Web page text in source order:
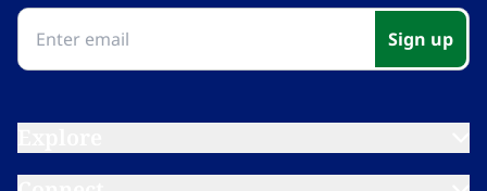
Sign up​​​​‌ ‍ ​‍​‍‌‍ ‌ ​‍‌‍‍‌‌‍‌ ‌‍‍‌‌‍ ‍​‍​‍​ ‍‍​‍​‍‌ ​ ‌‍​‌‌‍ ‍‌‍‍‌‌ ‌​‌ ‍‌​‍ ‍‌‍‍‌‌‍ ​‍​‍​‍ ​​‍​‍‌‍‍​‌ ​‍‌‍‌‌‌‍‌‍​‍​‍​ ‍‍​‍​‍‌‍‍​‌ ‌​‌ ‌​‌ ​​‌ ​ ​ ‍‍​‍ ​‍ ‌‍​ ‌‍ ‌‌ ​ ​‍ ‍‌‍ ‌‌‍​‌‌‍‍‌‌‍ ‍​‍ ‍​ ​‍​ ​​​ ​‍​ ‌​‌ ​‍‌‍‌‌‌‍‌​‌‍‌‌‌ ​ ‌‍‍‌‌‍‌ ‌‍ ‍​‍ ‍‌ ​‍‌‍‍‌‌ ‌‍‌‍‌‌‌ ​‍‌‍‍ ‌‍‌‌‌‍‌‌‌ ​​‌‍‌‌‌ ​‍​‍ ‍‌‍ ‌ ​‍‌‍‌ ​‍ ‌‍‍‌‌‍ ‍‌ ‌​‌‍‌‌‌‍ ‍‌ ‌​​‍ ‌‍‌‌‌‍‌​‌‍‍‌‌ ‌​​‍ ‌‍ ‌‌‍ ‌‍‌​‌‍‌‌​ ‌‌ ​​‌ ​‍‌‍‌‌‌ ​ ‌‍‌‌‌‍ ‍‌ ‌​‌‍​‌‌ ‌​‌‍‍‌‌‍ ‌‍ ‍​ ‍ ‌‍‍‌‌‍‌​​ ‌‌‍‌‍‌‍ ‌‍ ‌ ‌​‌‍‌‌‌ ​‍​ ‍ ‌ ‌​‌ ‍‌‌ ​​‌‍‌‌​ ‌‌‍‌‍‌‍ ‌‍ ‌ ‌​‌‍‌‌‌ ​‍​ ‍ ‌ ​​‌‍​‌‌ ‌​‌‍‍​​ ‌‌‍ ‍‌‍‌‌‌ ‌ ‌ ​ ‌‍ ​‌‍‌‌‌ ‌​‌ ‌​‌‍‌‌‌ ​‍​‍ ‍‌‍​‍‌ ‌‌‌ ‌​‌ ‌​‌‍ ‌‍ ‍‌​ ​‌‍​‌‌‍​‍‌‍‌‌‌‍ ​​ ‌‍​‍‌‍​‌‌ ​ ‌‍‌‌‌‌‌‌‌ ​‍‌‍ ​​ ‌‌‍‍​‌ ‌​‌ ‌​‌ ​​‌ ​ ​‍‌‌​ ​ ‌​​‌​‍‌‌​ ​‍‌​‌‍​‍‌‌​ ​‍‌​‌‍‌‍​ ‌‍ ‌‌ ​ ​‍ ‍‌‍ ‌‌‍​‌‌‍‍‌‌‍ ‍​‍ ‍​ ​‍​ ​​​ ​‍​ ‌​‌ ​‍‌‍‌‌‌‍‌​‌‍‌‌‌ ​ ‌‍‍‌‌‍‌ ‌‍ ‍​‍ ‍‌ ​‍‌‍‍‌‌ ‌‍‌‍‌‌‌ ​‍‌‍‍ ‌‍‌‌‌‍‌‌‌ ​​‌‍‌‌‌ ​‍​‍ ‍‌‍ ‌ ​‍‌‍‌ ​‍‌‍‌‍‍‌‌‍‌​​ ‌‌‍‌‍‌‍ ‌‍ ‌ ‌​‌‍‌‌‌ ​‍​‍‌‍‌ ‌​‌ ‍‌‌ ​​‌‍‌‌​ ‌‌‍‌‍‌‍ ‌‍ ‌ ‌​‌‍‌‌‌ ​‍​‍‌‍‌ ​​‌‍​‌‌ ‌​‌‍‍​​ ‌‌‍ ‍‌‍‌‌‌ ‌ ‌ ​ ‌‍ ​‌‍‌‌‌ ‌​‌ ‌​‌‍‌‌‌ ​‍​‍ ‍‌‍​‍‌ ‌‌‌ ‌​‌ ‌​‌‍ ‌‍ ‍‌​ ​‌‍​‌‌‍​‍‌‍‌‌‌‍ ​​‍‌‍‌ ​​‌‍‌‌‌ ​‍‌ ​ ‌ ​​‌‍‌‌‌‍​ ‌ ‌​‌‍‍‌‌ ‌‍‌‍‌‌​ ‌‌ ​​‌ ‌‌‌‍​‍‌‍ ​‌‍‍‌‌ ​ ‌‍‍​‌‍‌‌‌‍‌​​‍​‍‌ ‌